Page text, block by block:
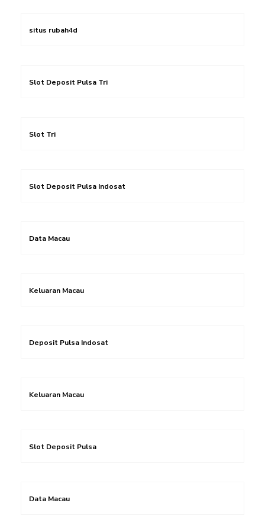
situs rubah4d
Slot Deposit Pulsa Tri
Slot Tri
Slot Deposit Pulsa Indosat
Data Macau
Keluaran Macau
Deposit Pulsa Indosat
Keluaran Macau
Slot Deposit Pulsa
Data Macau